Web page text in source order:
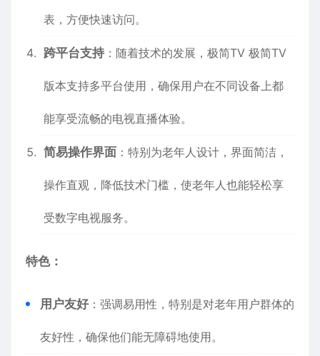
表，方便快速访问。
跨平台支持 ：随着技术的发展，极简TV 极简TV
版本支持多平台使用，确保用户在不同设备上都
能享受流畅的电视直播体验。
简易操作界面 ：特别为老年人设计，界面简洁，
操作直观，降低技术门槛，使老年人也能轻松享
受数字电视服务。
特色：
用户友好：强调易用性，特别是对老年用户群体的
友好性，确保他们能无障碍地使用。